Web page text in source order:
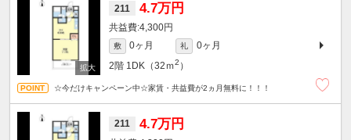
211 4.7万円
4,300円
敷 0ヶ月 礼
0ヶ月
2階 1DK（32ｍ2 ）
☆今だけキャンペーン中☆家賃・共益費が2ヵ月無料に！！！
211 4.7万円